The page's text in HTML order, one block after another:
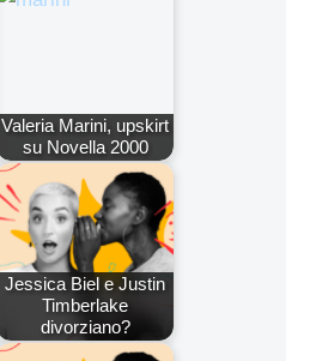
Valeria Marini, upskirt
su Novella 2000
Jessica Biel e Justin
Timberlake
divorziano?